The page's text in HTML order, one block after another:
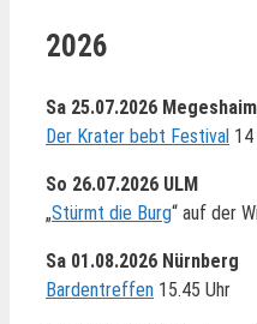
2026
Sa 25.07.2026 Megeshaim
Der Krater bebt Festival 14
So 26.07.2026 ULM
„Stürmt die Burg“ auf der
Sa 01.08.2026 Nürnberg
Bardentreffen 15.45 Uhr